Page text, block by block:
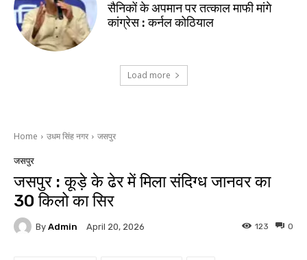
सैनिकों के अपमान पर तत्काल माफी मांगे
कांग्रेस : कर्नल कोठियाल
Load more